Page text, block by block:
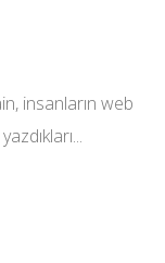
insanların web